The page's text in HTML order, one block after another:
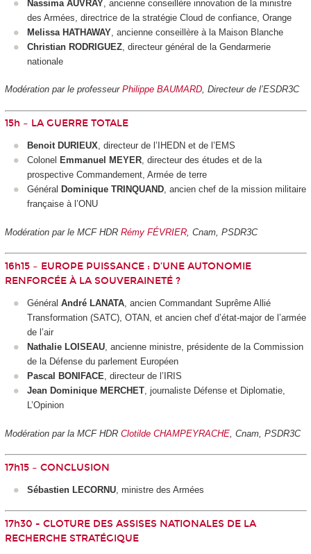
Nassima AUVRAY , ancienne conseillère innovation de la ministre
des Armées, directrice de la stratégie Cloud de confiance, Orange
Melissa HATHAWAY , ancienne conseillère à la Maison Blanche
Christian RODRIGUEZ , directeur général de la Gendarmerie
nationale
Modération par le professeur Philippe BAUMARD, Directeur de l’ESDR3C
15h – LA GUERRE TOTALE
Benoit DURIEUX, directeur de l’IHEDN et de l’EMS
Colonel Emmanuel MEYER, directeur des études et de la
prospective Commandement, Armée de terre
Général Dominique TRINQUAND, ancien chef de la mission militaire
française à l’ONU
Modération par le MCF HDR Rémy FÉVRIER, Cnam, PSDR3C
16h15 – EUROPE PUISSANCE : D’UNE AUTONOMIE
RENFORCÉE À LA SOUVERAINETÉ ?
Général André LANATA, ancien Commandant Suprême Allié
Transformation (SATC), OTAN, et ancien chef d’état-major de l’armée
de l’air
Nathalie LOISEAU, ancienne ministre, présidente de la Commission
de la Défense du parlement Européen
Pascal BONIFACE, directeur de l’IRIS
Jean Dominique MERCHET, journaliste Défense et Diplomatie,
L’Opinion
Modération par la MCF HDR Clotilde CHAMPEYRACHE, Cnam, PSDR3C
17h15 – CONCLUSION
Sébastien LECORNU , ministre des Armées
17h30 - CLOTURE DES ASSISES NATIONALES DE LA
RECHERCHE STRATÉGIQUE